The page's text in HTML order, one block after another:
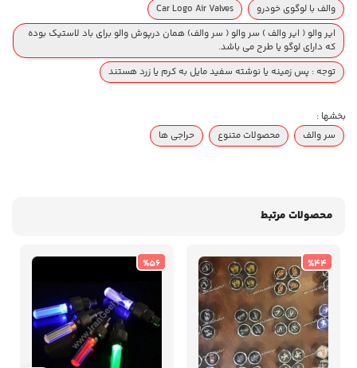
والف با لوگوی خودرو
Car Logo Air Valves
ایر والو ( ایر والف ) سر والو ( سر والف) همان درپوش والو برای باد لاستیک بوده
که دارای لوگو یا طرح می باشد.
توجه : پس زمینه یا نوشته سفید مایل به کرم یا زرد هستند
بخشها :
سر والف
محصولات متنوع حراجی ها
محصولات مرتبط
%44
%56